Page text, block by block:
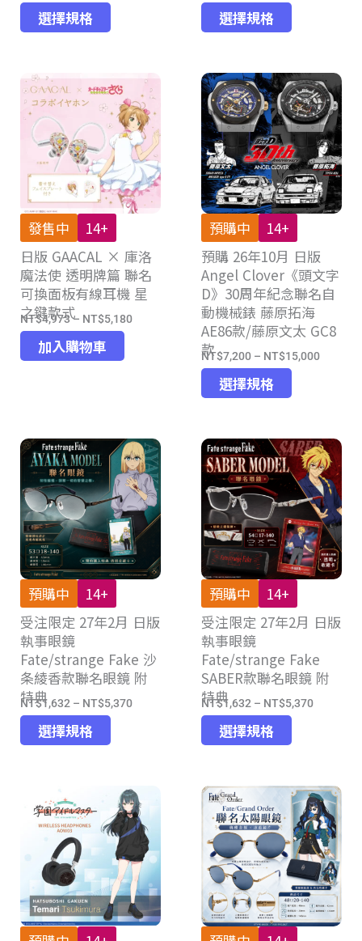
NT$5,837
到
NT$6,080
選擇規格
產
多
種
款
式。
可
在
產
頁
面
選
擇
選
NT$5,837
到
NT$6,080
選擇規格
產
有
多
種
款
式。
可
在
產
頁
面
選
擇
選
項
發售中
14+
日版 GAACAL × 庫洛
魔法使 透明牌篇 聯名
可換面板有線耳機 星
之鍵款式
NT$4,973– NT$5,180價
NT$5,180
加入購物車
預購中
14+
預購 26年10月 日版
Angel Clover《頭文字
D》30周年紀念聯名自
動機械錶 藤原拓海
AE86款/藤原文太 GC8
款
NT$7,200 – NT$15,000價
到
選擇規格
產
有
多
種
款
式。
可
在
產
頁
選
擇
選
項
預購中
14+
受注限定 27年2月 日版
執事眼鏡
Fate/strange Fake 沙
条綾香款聯名眼鏡 附
特典
NT$1,632 – NT$5,370價
NT$1,632
到
NT$5,370
選擇規格
產
多
種
款
式。
可
在
產
預購中
14+
受注限定 27年2月 日版
執事眼鏡
Fate/strange Fake
SABER款聯名眼鏡 附
特典
NT$1,632 – NT$5,370價
NT$1,632
到
NT$5,370
選擇規格
產
有
多
種
款
式。
可
在
產